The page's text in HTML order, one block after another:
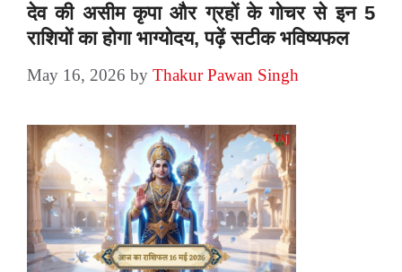
देव की असीम कृपा और ग्रहों के गोचर से इन 5
राशियों का होगा भाग्योदय, पढ़ें सटीक भविष्यफल
May 16, 2026 by Thakur Pawan Singh